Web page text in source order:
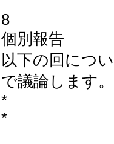
8
個別報告
以下の回につ
で議論します。
*
*